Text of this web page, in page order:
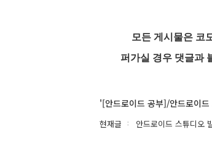
모든 게시물은 코
퍼가실 경우 댓글과
'[안드로이드 공부]/안드로이
현재글 안드로이드 스튜디오